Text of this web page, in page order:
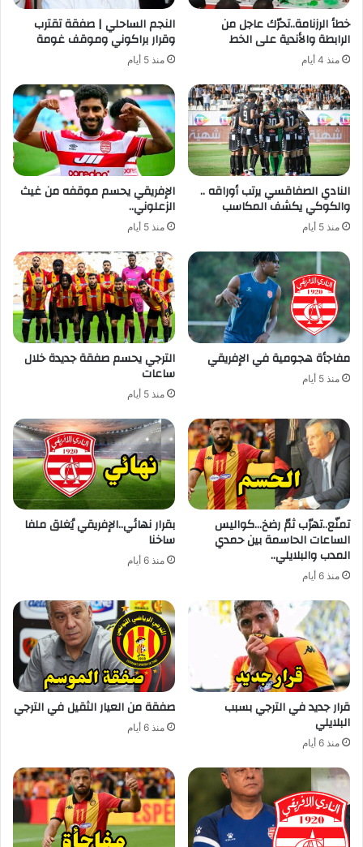
خطأ الرزنامة..تحرّك عاجل من
الرابطة والأندية على الخط
منذ 4 أيام
النجم الساحلي | صفقة تقترب
وقرار براكوني وموقف غومة
منذ 5 أيام
النادي الصفاقسي يرتب أوراقه ..
والكوكي يكشف المكاسب
منذ 5 أيام
الإفريقي يحسم موقفه من غيث
الزعلوني..
منذ 5 أيام
مفاجأة هجومية في الإفريقي
منذ 5 أيام
الترجي يحسم صفقة جديدة خلال
ساعات
منذ 5 أيام
تمنّع..تهرّب ثمّ رضخ…كواليس
الساعات الحاسمة بين حمدي
المدب والبلايلي..
منذ 6 أيام
بقرار نهائي..الإفريقي يُغلق ملفا
ساخنا
منذ 6 أيام
قرار جديد في الترجي بسبب
البلايلي
منذ 6 أيام
صفقة من العيار الثقيل في الترجي
منذ 6 أيام